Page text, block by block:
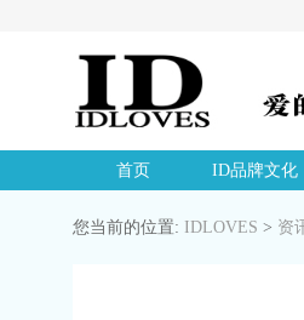
首页 ID品牌文化
您当前的位置: IDLOVES > 资